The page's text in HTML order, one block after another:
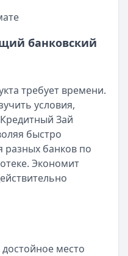
банковский
требует времени.
условия,
Зай
быстро
разных банков по
Экономит
место